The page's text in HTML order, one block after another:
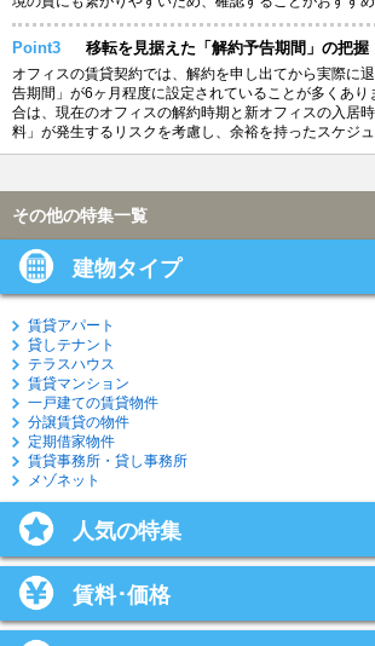
Point3 移転を見据えた「解約予告期間」の把握
オフィスの賃貸契約では、解約を申し出てから実際に
告期間」が6ヶ月程度に設定されていることが多くあり
合は、現在のオフィスの解約時期と新オフィスの入居
料」が発生するリスクを考慮し、余裕を持ったスケジ
その他の特集一覧
建物タイプ
賃貸アパート
貸しテナント
テラスハウス
賃貸マンション
一戸建ての賃貸物件
分譲賃貸の物件
定期借家物件
賃貸事務所・貸し事務所
メゾネット
人気の特集
賃料･価格